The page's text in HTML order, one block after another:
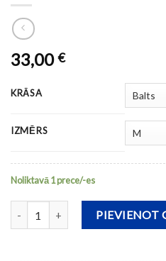
33,00€
KRĀSA
IZMĒRS
Noliktavā 1 prece/-es
Šorti MYSKIN daudzumsPIEVIENOT